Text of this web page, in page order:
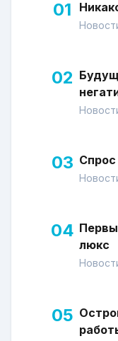
01
02
03
04
люкс
05